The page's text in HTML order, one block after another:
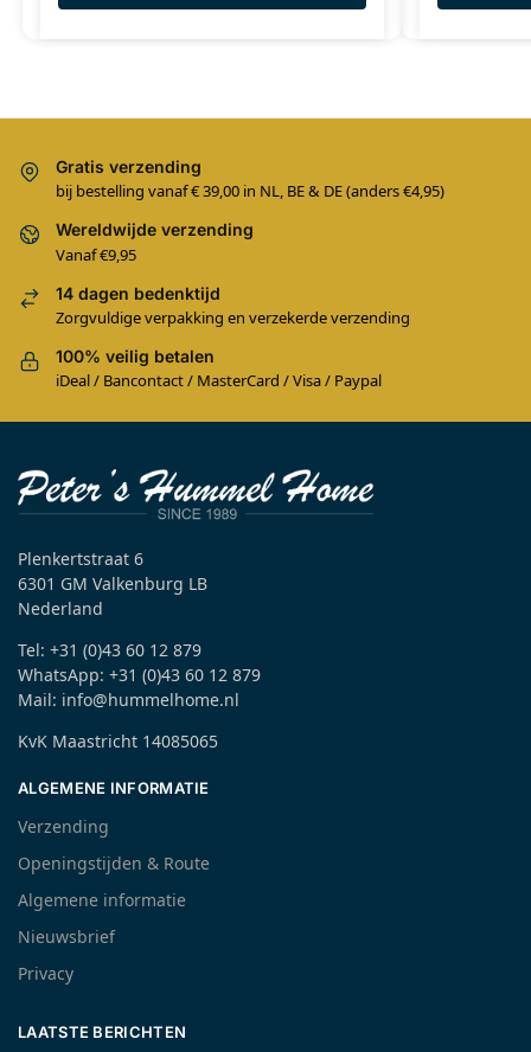
Gratis verzending
bij bestelling vanaf € 39,00 in NL, BE & DE (anders €4,95)
Wereldwijde verzending
Vanaf €9,95
14 dagen bedenktijd
Zorgvuldige verpakking en verzekerde verzending
100% veilig betalen
iDeal / Bancontact / MasterCard / Visa / Paypal
Plenkertstraat 6
6301 GM Valkenburg LB
Nederland
Tel: +31 (0)43 60 12 879
WhatsApp: +31 (0)43 60 12 879
Mail: info@hummelhome.nl
KvK Maastricht 14085065
ALGEMENE INFORMATIE
Verzending
Openingstijden & Route
Algemene informatie
Nieuwsbrief
Privacy
LAATSTE BERICHTEN